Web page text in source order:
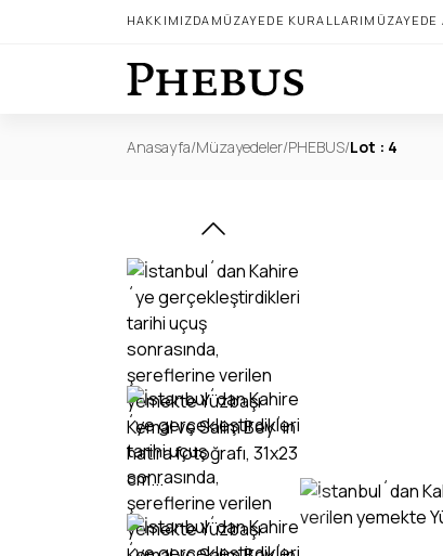
HAKKIMIZDA MÜZAYEDE KURALLARI MÜZAYEDE
Anasayfa/Müzayedeler/PHEBUS/Lot : 4